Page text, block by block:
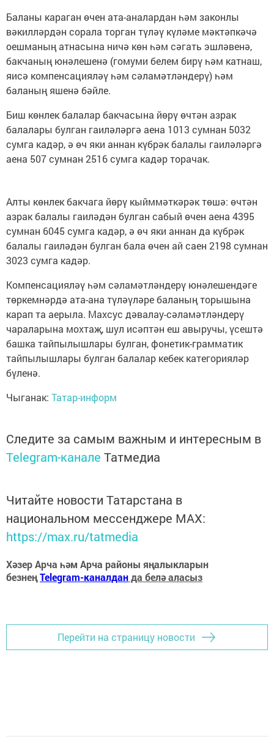
Баланы караган өчен ата-аналардан һәм законлы
вәкилләрдән сорала торган түләү күләме мәктәпкәчә
оешманың атнасына ничә көн һәм сәгать эшләвенә,
бакчаның юнәлешенә (гомуми белем бирү һәм катнаш,
яисә компенсацияләү һәм сәламәтләндерү) һәм
баланың яшенә бәйле.
Биш көнлек балалар бакчасына йөрү өчтән азрак
балалары булган гаиләләргә аена 1013 сумнан 5032
сумга кадәр, ә өч яки аннан күбрәк балалы гаиләләргә
аена 507 сумнан 2516 сумга кадәр торачак.
Алты көнлек бакчага йөрү кыйммәткәрәк төшә: өчтән
азрак балалы гаиләдән булган сабый өчен аена 4395
сумнан 6045 сумга кадәр, ә өч яки аннан да күбрәк
балалы гаиләдән булган бала өчен ай саен 2198 сумнан
3023 сумга кадәр.
Компенсацияләү һәм сәламәтләндерү юнәлешендәге
төркемнәрдә ата-ана түләүләре баланың торышына
карап та аерыла. Махсус дәвалау-сәламәтләндерү
чараларына мохтаҗ, шул исәптән еш авыручы, үсештә
башка тайпылышлары булган, фонетик-грамматик
тайпылышлары булган балалар кебек категорияләр
бүленә.
Чыганак: Татар-информ
Следите за самым важным и интересным в
Telegram-канале Татмедиа
Читайте новости Татарстана в
национальном мессенджере MАХ:
https://max.ru/tatmedia
Хәзер Арча һәм Арча районы яңалыкларын
безнеңTelegram-каналданда белә аласыз
Перейти на страницу новости